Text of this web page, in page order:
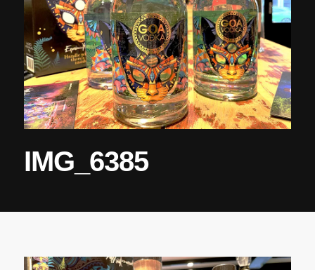
IMG_6385